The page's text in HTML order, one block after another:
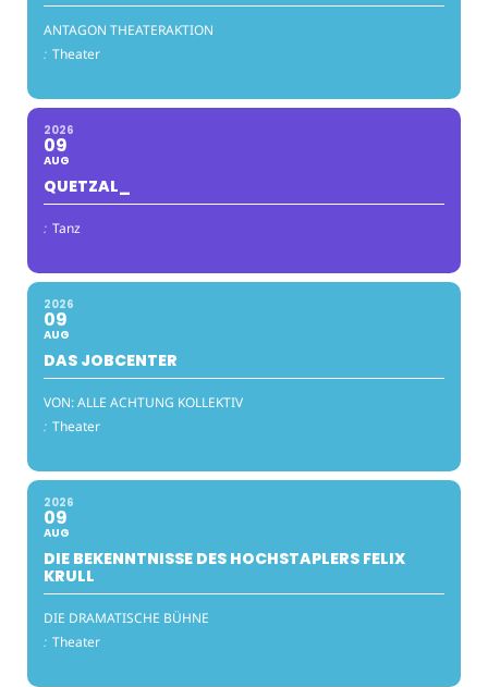
ANTAGON THEATERAKTION
: Theater
2026
09
AUG
QUETZAL_
: Tanz
2026
09
AUG
DAS JOBCENTER
VON: ALLE ACHTUNG KOLLEKTIV
: Theater
2026
09
AUG
DIE BEKENNTNISSE DES HOCHSTAPLERS FELIX
KRULL
DIE DRAMATISCHE BÜHNE
: Theater